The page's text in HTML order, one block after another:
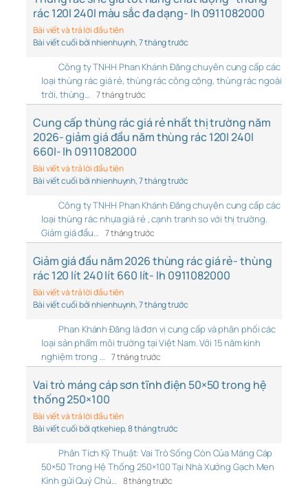
rác 120l 240l màu sắc đa dạng- lh 0911082000
Bài viết và trả lời đầu tiên
Bài viết cuối bởi nhienhuynh, 7 tháng trước
Công ty TNHH Phan Khánh Đăng chuyên cung cấp các
loại thùng rác giá rẻ, thùng rác công cộng, thùng rác ngoài
trời, thùng… 7 tháng trước
Cung cấp thùng rác giá rẻ nhất thị trường năm
2026- giảm giá đầu năm thùng rác 120l 240l
660l- lh 0911082000
Bài viết và trả lời đầu tiên
Bài viết cuối bởi nhienhuynh, 7 tháng trước
Công ty TNHH Phan Khánh Đăng chuyên cung cấp các
loại thùng rác nhựa giá rẻ , cạnh tranh so với thị trường.
Giảm giá đầu… 7 tháng trước
Giảm giá đầu năm 2026 thùng rác giá rẻ- thùng
rác 120 lít 240 lít 660 lít- lh 0911082000
Bài viết và trả lời đầu tiên
Bài viết cuối bởi nhienhuynh, 7 tháng trước
Phan Khánh Đăng là đơn vị cung cấp và phân phối các
loại sản phẩm môi trường tại Việt Nam. Với 15 năm kinh
nghiệm trong … 7 tháng trước
Vai trò máng cáp sơn tĩnh điện 50×50 trong hệ
thống 250×100
Bài viết và trả lời đầu tiên
Bài viết cuối bởi qtkehiep, 8 tháng trước
Phân Tích Kỹ Thuật: Vai Trò Sống Còn Của Máng Cáp
50×50 Trong Hệ Thống 250×100 Tại Nhà Xưởng Gạch Men
Kính gửi Quý Chủ… 8 tháng trước